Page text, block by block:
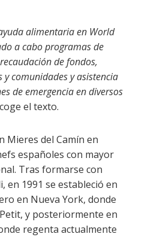
alimentaria en World
a cabo programas de
de fondos,
comunidades y asistencia
de emergencia en diversos
el texto.
Mieres del Camín en
españoles con mayor
Tras formarse con
en 1991 se estableció en
en Nueva York, donde
y posteriormente en
regenta actualmente